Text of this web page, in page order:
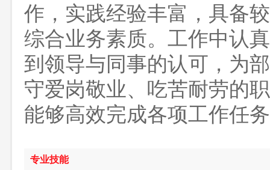
作，实践经验丰富，具备
综合业务素质。工作中认
到领导与同事的认可，为
守爱岗敬业、吃苦耐劳的
能够高效完成各项工作任
专业技能